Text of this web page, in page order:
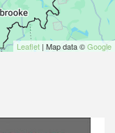
Leaflet | Map data ©Google